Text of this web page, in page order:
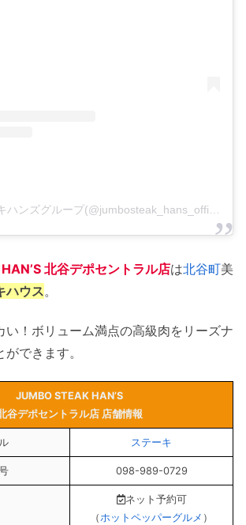
北谷デポセントラル店は北谷町美
ハウス。
い！ボリューム満点の高級肉をリーズナ
できます。
JUMBO STEAK HAN’S
谷デポセントラル店 店舗情報
ステーキ
098-989-0729
ネット予約可
（ホットペッパーグルメ ）